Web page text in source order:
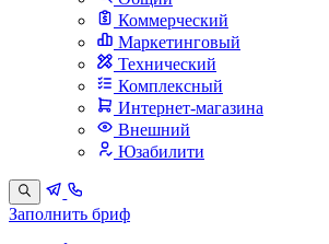
Коммерческий
Маркетинговый
Технический
Комплексный
Интернет-магазина
Внешний
Юзабилити
Заполнить бриф